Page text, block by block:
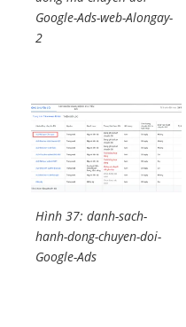
Google-Ads-web-Alongay-
2
Hình 37: danh-sach-
hanh-dong-chuyen-doi-
Google-Ads